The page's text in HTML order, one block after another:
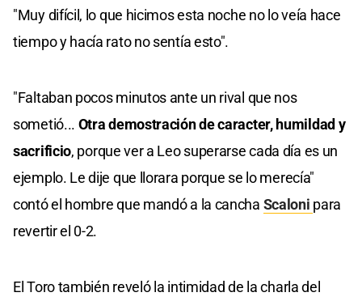
"Muy difícil, lo que hicimos esta noche no lo veía hace
tiempo y hacía rato no sentía esto".
"Faltaban pocos minutos ante un rival que nos
sometió... Otra demostración de caracter, humildad y
sacrificio, porque ver a Leo superarse cada día es un
ejemplo. Le dije que llorara porque se lo merecía"
contó el hombre que mandó a la cancha Scaloni para
revertir el 0-2.
El Toro también reveló la intimidad de la charla del